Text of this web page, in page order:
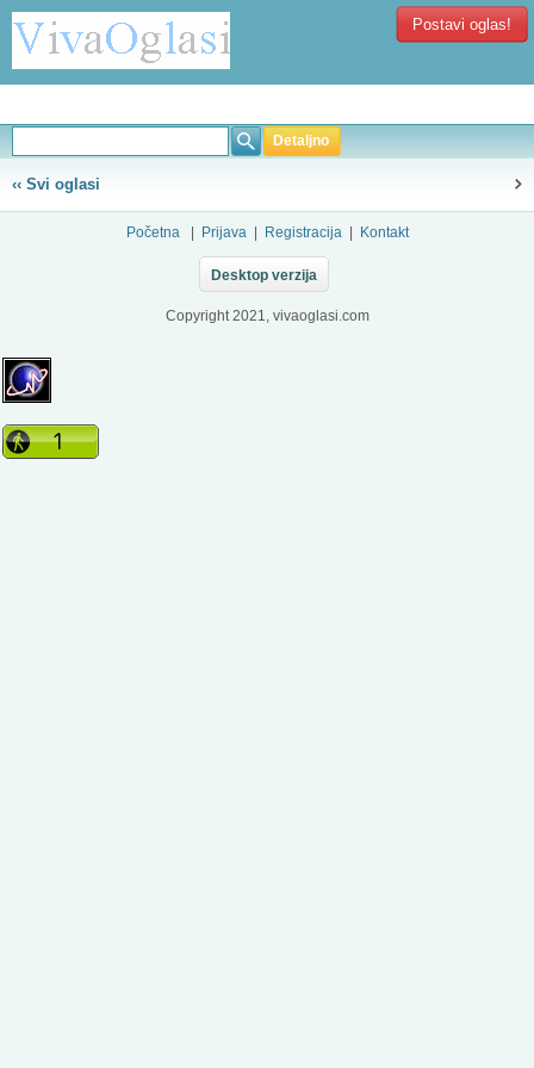
Postavi oglas!
Detaljno
‹‹ Svi oglasi
Početna Prijava Registracija Kontakt
Desktop verzija
Copyright 2021, vivaoglasi.com